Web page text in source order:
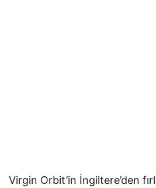
Virgin Orbit’in İngiltere’den